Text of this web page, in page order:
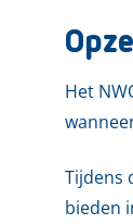
Het
Tijdens
bieden